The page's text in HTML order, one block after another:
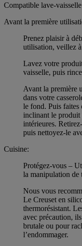
Compatible lave-vaisselle
Avant la première
Prenez plaisir à
utilisation, veillez
Lavez votre
vaisselle, puis
Avant la première
dans votre
le fond. Puis faites
inclinant le produit
intérieures.
puis nettoyez-le
Cuisine:
Protégez-vous –
la manipulation de
Nous vous
Le Creuset en
thermorésistant.
avec précaution,
brutale ou pour
l’endommager.